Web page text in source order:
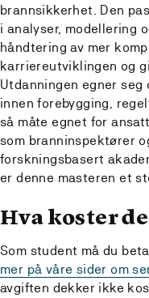
brannsikkerhet. Den
i analyser, modellering
håndtering av mer
karriereutviklingen og
Utdanningen egner
innen forebygging,
så måte egnet for
som branninspektører
forskningsbasert
er denne masteren et
Hva koster
Som student må du
mer på våre sider om
avgiften dekker ikke